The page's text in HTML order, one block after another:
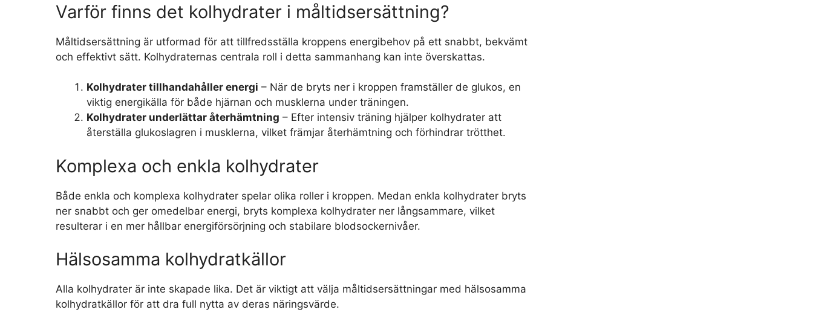
Varför finns det kolhydrater i måltidsersättning?
Måltidsersättning är utformad för att tillfredsställa kroppens energibehov på ett snabbt, bekvämt
och effektivt sätt. Kolhydraternas centrala roll i detta sammanhang kan inte överskattas.
Kolhydrater tillhandahåller energi – När de bryts ner i kroppen framställer de glukos, en
viktig energikälla för både hjärnan och musklerna under träningen.
Kolhydrater underlättar återhämtning – Efter intensiv träning hjälper kolhydrater att
återställa glukoslagren i musklerna, vilket främjar återhämtning och förhindrar trötthet.
Komplexa och enkla kolhydrater
Både enkla och komplexa kolhydrater spelar olika roller i kroppen. Medan enkla kolhydrater bryts
ner snabbt och ger omedelbar energi, bryts komplexa kolhydrater ner långsammare, vilket
resulterar i en mer hållbar energiförsörjning och stabilare blodsockernivåer.
Hälsosamma kolhydratkällor
Alla kolhydrater är inte skapade lika. Det är viktigt att välja måltidsersättningar med hälsosamma
kolhydratkällor för att dra full nytta av deras näringsvärde.